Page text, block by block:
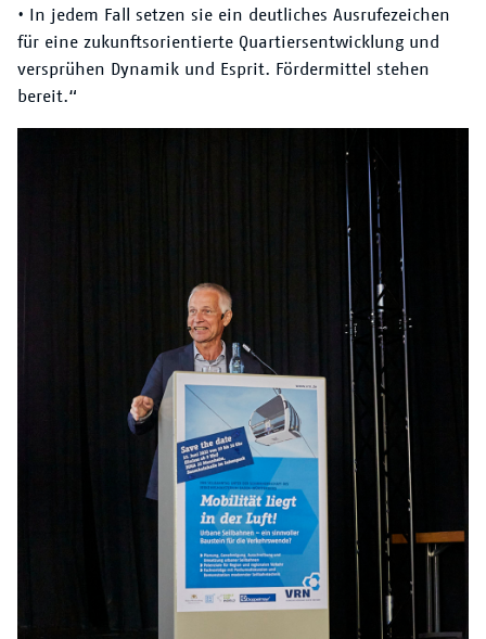
• In jedem Fall setzen sie ein deutliches Ausrufezeichen
für eine zukunftsorientierte Quartiersentwicklung und
versprühen Dynamik und Esprit. Fördermittel stehen
bereit.“